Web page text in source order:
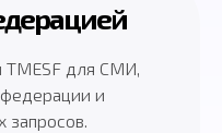
TMESF для СМИ,
федерации и
запросов.